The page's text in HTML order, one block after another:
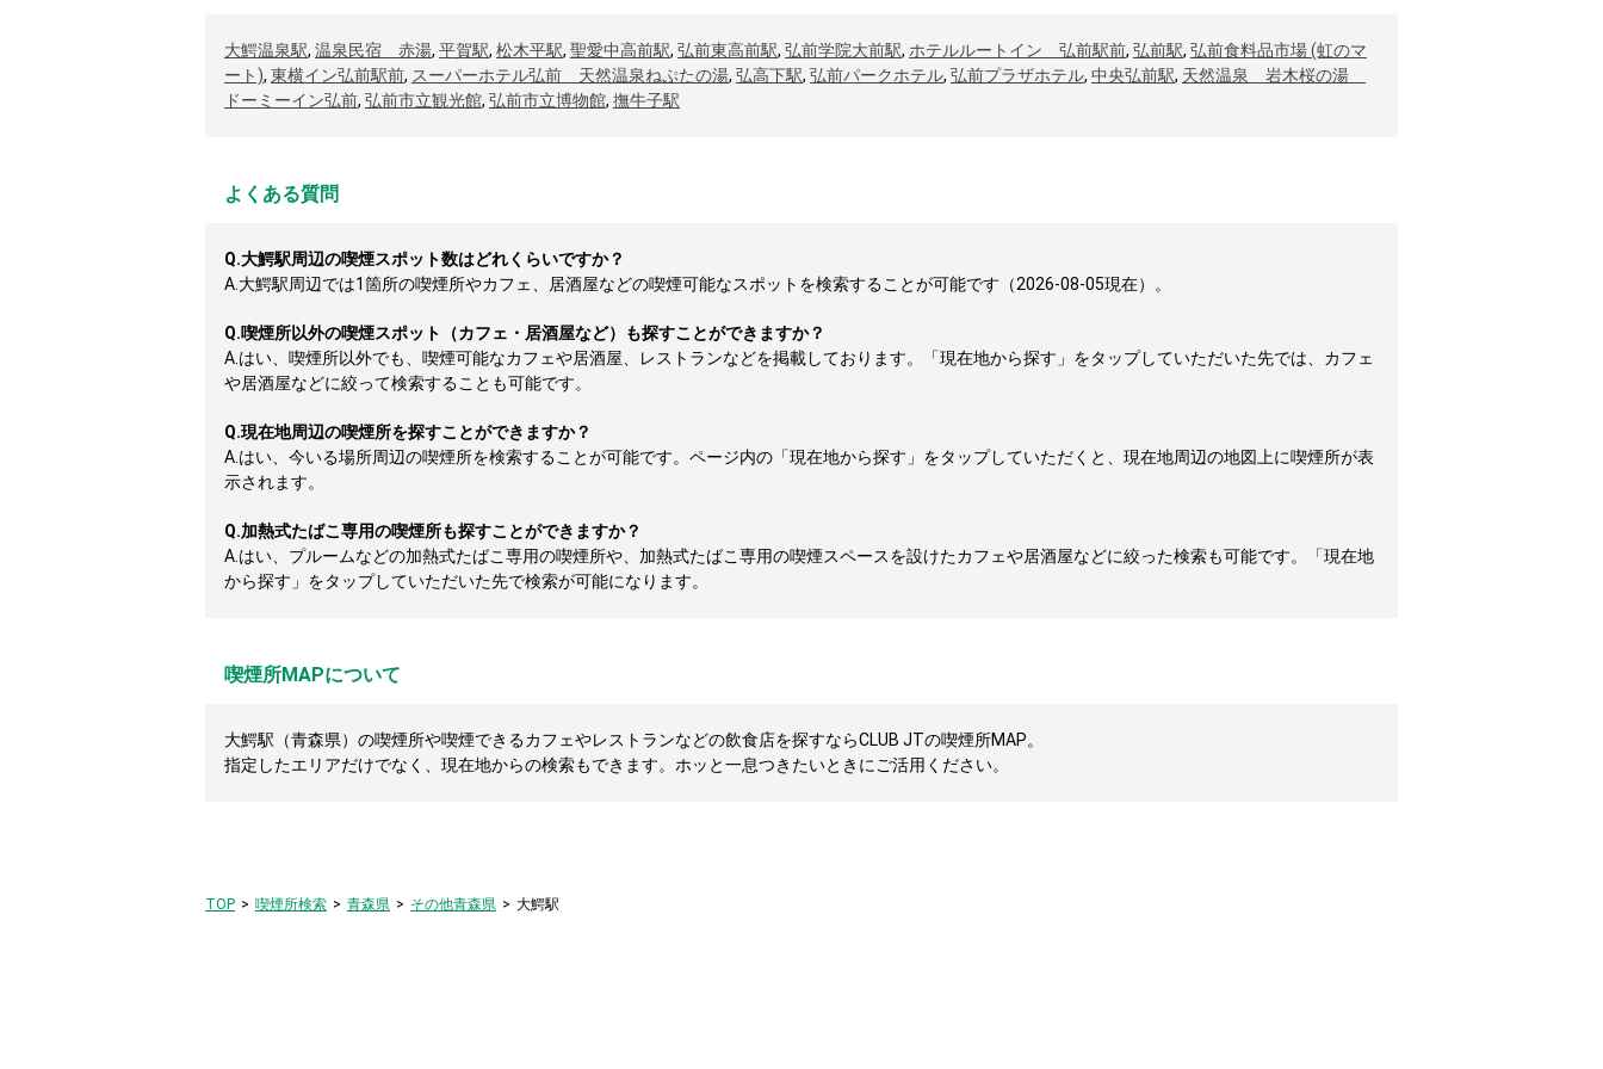
大鰐温泉駅, 温泉民宿 赤湯, 平賀駅, 松木平駅, 聖愛中高前駅, 弘前東高前駅, 弘前学院大前駅, ホテルルートイン 弘前駅前, 弘前駅, 弘前食料品市場 (虹のマ
ート), 東横イン弘前駅前, スーパーホテル弘前 天然温泉ねぷたの湯, 弘高下駅, 弘前パークホテル, 弘前プラザホテル, 中央弘前駅, 天然温泉 岩木桜の湯
ドーミーイン弘前, 弘前市立観光館, 弘前市立博物館, 撫牛子駅
よくある質問
Q.大鰐駅周辺の喫煙スポット数はどれくらいですか？
A. 大鰐駅周辺では1箇所の喫煙所やカフェ、居酒屋などの喫煙可能なスポットを検索することが可能です（2026-08-05現在）。
Q.喫煙所以外の喫煙スポット（カフェ・居酒屋など）も探すことができますか？
A. はい、喫煙所以外でも、喫煙可能なカフェや居酒屋、レストランなどを掲載しております。「現在地から探す」をタップしていただいた先では、カフェ
や居酒屋などに絞って検索することも可能です。
Q.現在地周辺の喫煙所を探すことができますか？
A. はい、今いる場所周辺の喫煙所を検索することが可能です。ページ内の「現在地から探す」をタップしていただくと、現在地周辺の地図上に喫煙所が表
示されます。
Q.加熱式たばこ専用の喫煙所も探すことができますか？
A. はい、プルームなどの加熱式たばこ専用の喫煙所や、加熱式たばこ専用の喫煙スペースを設けたカフェや居酒屋などに絞った検索も可能です。「現在地
から探す」をタップしていただいた先で検索が可能になります。
喫煙所MAPについて
大鰐駅（青森県）の喫煙所や喫煙できるカフェやレストランなどの飲食店を探すならCLUB JTの喫煙所MAP。
指定したエリアだけでなく、現在地からの検索もできます。ホッと一息つきたいときにご活用ください。
TOP 喫煙所検索 青森県 その他青森県 大鰐駅